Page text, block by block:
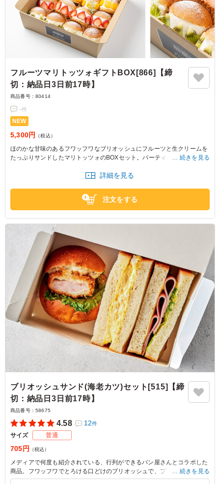
フルーツマリトッツォギフトBOX[866]【締
切：納品日3日前17時】
商品番号： 80414
-件
NEW
5,300円 （税込）
ほのかな甘味のあるフワッフワなブリオッシュにフルーツと生クリームを
たっぷりサンドしたマリトッツォのBOXセット。パーティーシーンなどの
続きを見る
詳細を見る
注文をする
ブリオッシュサンド(海老カツ)セット[515]【締
切：納品日3日前17時】
商品番号： 58675
4.58 12件
サイズ 普通
705円 （税込）
メディアで何度も紹介されている、行列ができるパン屋さんとコラボした
商品。フワッフワでとろける口どけのブリオッシュで、プリプリの肉厚エ
ビカツをサンドしたブリオッシュサンド。食パンサンドは毎朝焼きたての
続きを見る